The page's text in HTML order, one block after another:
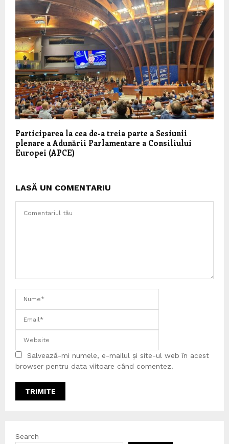
Participarea la cea de-a treia parte a Sesiunii
plenare a Adunării Parlamentare a Consiliului
Europei (APCE)
LASĂ UN COMENTARIU
Salvează-mi numele, e-mailul și site-ul web în acest
browser pentru data viitoare când comentez.
Search